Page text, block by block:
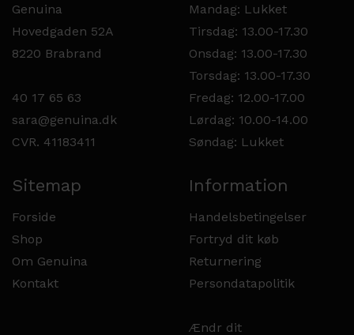
Genuina
Hovedgaden 52A
8220 Brabrand
40 17 65 63
sara@genuina.dk
CVR. 41183411
Mandag: Lukket
Tirsdag: 13.00-17.30
Onsdag: 13.00-17.30
Torsdag: 13.00-17.30
Fredag: 12.00-17.00
Lørdag: 10.00-14.00
Søndag: Lukket
Sitemap
Forside
Shop
Om Genuina
Kontakt
Information
Handelsbetingelser
Fortryd dit køb
Returnering
Persondatapolitik
Ændr dit